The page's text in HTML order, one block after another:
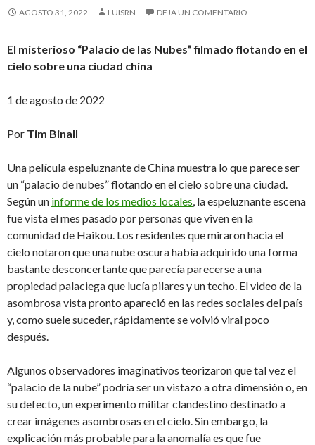
AGOSTO 31, 2022 LUISRN DEJA UN COMENTARIO
El misterioso “Palacio de las Nubes” filmado flotando en el
cielo sobre una ciudad china
1 de agosto de 2022
Por Tim Binall
Una película espeluznante de China muestra lo que parece ser
un “palacio de nubes” flotando en el cielo sobre una ciudad.
Según un informe de los medios locales , la espeluznante escena
fue vista el mes pasado por personas que viven en la
comunidad de Haikou. Los residentes que miraron hacia el
cielo notaron que una nube oscura había adquirido una forma
bastante desconcertante que parecía parecerse a una
propiedad palaciega que lucía pilares y un techo. El video de la
asombrosa vista pronto apareció en las redes sociales del país
y, como suele suceder, rápidamente se volvió viral poco
después.
Algunos observadores imaginativos teorizaron que tal vez el
“palacio de la nube” podría ser un vistazo a otra dimensión o, en
su defecto, un experimento militar clandestino destinado a
crear imágenes asombrosas en el cielo. Sin embargo, la
explicación más probable para la anomalía es que fue